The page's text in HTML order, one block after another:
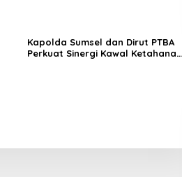
Kapolda Sumsel dan Dirut PTBA
Perkuat Sinergi Kawal Ketahanan